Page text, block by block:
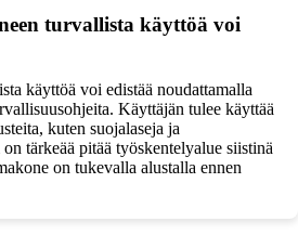
turvallista käyttöä voi
käyttöä voi edistää noudattamalla
Käyttäjän tulee käyttää
kuten suojalaseja ja
tärkeää pitää työskentelyalue siistinä
on tukevalla alustalla ennen